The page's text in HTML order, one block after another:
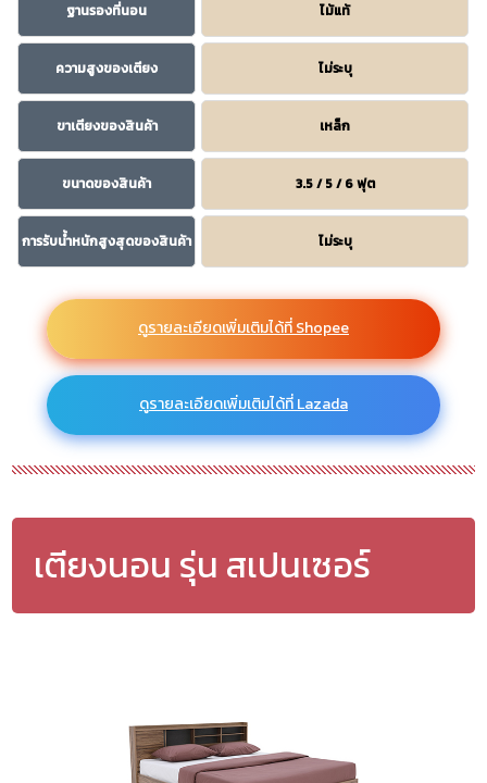
ฐานรองที่นอน ไม้แท้
ความสูงของเตียง ไม่ระบุ
ขาเตียงของสินค้า เหล็ก
ขนาดของสินค้า 3.5 / 5 / 6 ฟุต
การรับน้ำหนักสูงสุดของสินค้า ไม่ระบุ
ดูรายละเอียดเพิ่มเติมได้ที่ Shopee
ดูรายละเอียดเพิ่มเติมได้ที่ Lazada
เตียงนอน รุ่น สเปนเซอร์